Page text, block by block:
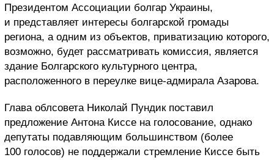
Президентом Ассоциации болгар Украины,
и представляет интересы болгарской громады
региона, а одним из объектов, приватизацию которого,
возможно, будет рассматривать комиссия, является
здание Болгарского культурного центра,
расположенного в переулке вице-адмирала Азарова.
Глава облсовета Николай Пундик поставил
предложение Антона Киссе на голосование, однако
депутаты подавляющим большинством (более
100 голосов) не поддержали стремление Киссе быть